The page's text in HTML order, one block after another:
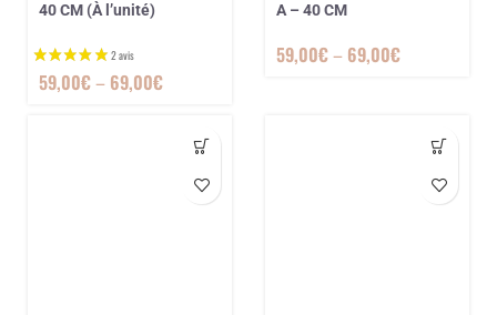
40 CM (À l’unité)
59,00€– 69,00€
A – 40 CM
59,00€– 69,00€